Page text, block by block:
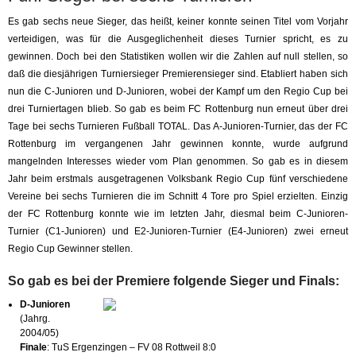
Es gab sechs neue Sieger, das heißt, keiner konnte seinen Titel vom Vorjahr
verteidigen, was für die Ausgeglichenheit dieses Turnier spricht, es zu
gewinnen. Doch bei den Statistiken wollen wir die Zahlen auf null stellen, so
daß die diesjährigen Turniersieger Premierensieger sind. Etabliert haben sich
nun die C-Junioren und D-Junioren, wobei der Kampf um den Regio Cup bei
drei Turniertagen blieb. So gab es beim FC Rottenburg nun erneut über drei
Tage bei sechs Turnieren Fußball TOTAL. Das A-Junioren-Turnier, das der FC
Rottenburg im vergangenen Jahr gewinnen konnte, wurde aufgrund
mangelnden Interesses wieder vom Plan genommen. So gab es in diesem
Jahr beim erstmals ausgetragenen Volksbank Regio Cup fünf verschiedene
Vereine bei sechs Turnieren die im Schnitt 4 Tore pro Spiel erzielten. Einzig
der FC Rottenburg konnte wie im letzten Jahr, diesmal beim C-Junioren-
Turnier (C1-Junioren) und E2-Junioren-Turnier (E4-Junioren) zwei erneut
Regio Cup Gewinner stellen.
So gab es bei der Premiere folgende Sieger und Finals:
D-Junioren
(Jahrg.
2004/05)
Finale: TuS Ergenzingen – FV 08 Rottweil 8:0